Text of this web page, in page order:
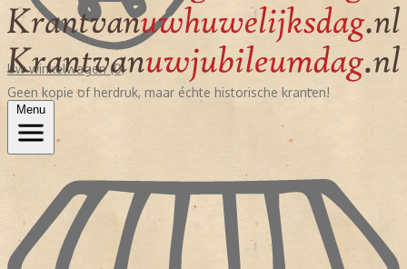
Uw winkelwagen (0)
Geen kopie of herdruk, maar échte historische kranten!
Menu